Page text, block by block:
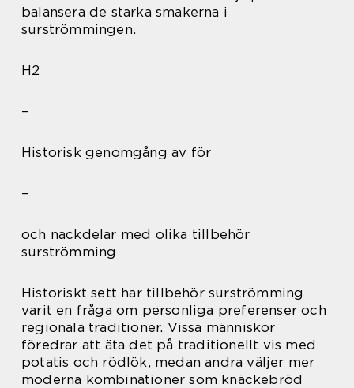
balansera de starka smakerna i
surströmmingen.
H2
–
Historisk genomgång av för
–
och nackdelar med olika tillbehör
surströmming
Historiskt sett har tillbehör surströmming
varit en fråga om personliga preferenser och
regionala traditioner. Vissa människor
föredrar att äta det på traditionellt vis med
potatis och rödlök, medan andra väljer mer
moderna kombinationer som knäckebröd